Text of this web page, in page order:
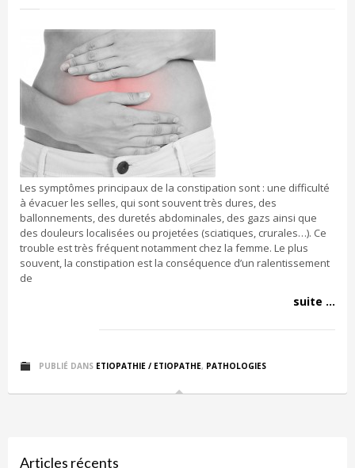
Les symptômes principaux de la constipation sont : une difficulté
à évacuer les selles, qui sont souvent très dures, des
ballonnements, des duretés abdominales, des gazs ainsi que
des douleurs localisées ou projetées (sciatiques, crurales…). Ce
trouble est très fréquent notamment chez la femme. Le plus
souvent, la constipation est la conséquence d’un ralentissement
de
suite ...
PUBLIÉ DANS ETIOPATHIE / ETIOPATHE, PATHOLOGIES
Articles récents